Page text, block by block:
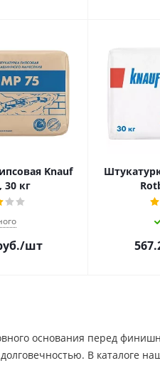
Knauf
30 кг
/шт
основания перед
В каталоге